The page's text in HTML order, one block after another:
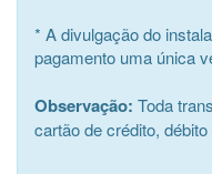
* A divulgação do
pagamento uma única
Observação: Toda
cartão de crédito,